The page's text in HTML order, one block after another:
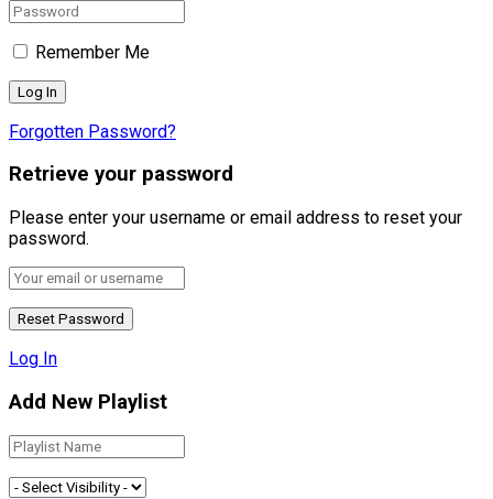
Remember Me
Forgotten Password?
Retrieve your password
Please enter your username or email address to reset your
password.
Log In
Add New Playlist